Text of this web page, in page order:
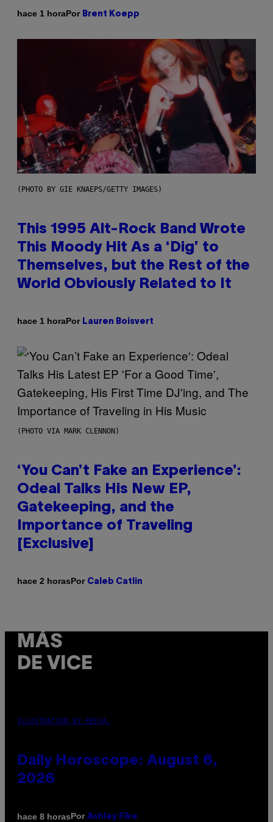
hace 1 horaPor Brent Koepp
(PHOTO BY GIE KNAEPS/GETTY IMAGES)
This 1995 Alt-Rock Band Wrote
This Moody Hit As a ‘Dig’ to
Themselves, but the Rest of the
World Obviously Related to It
hace 1 horaPor Lauren Boisvert
(PHOTO VIA MARK CLENNON)
‘You Can’t Fake an Experience’:
Odeal Talks His New EP,
Gatekeeping, and the
Importance of Traveling
[Exclusive]
hace 2 horasPor Caleb Catlin
MÁS
DE VICE
ILLUSTRATION BY REESA.
Daily Horoscope: August 6,
2026
hace 8 horasPor Ashley Fike